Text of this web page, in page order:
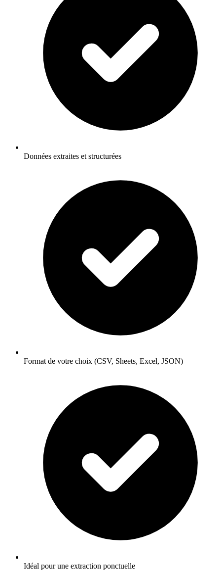
Données extraites et structurées
Format de votre choix (CSV, Sheets, Excel, JSON)
Idéal pour une extraction ponctuelle